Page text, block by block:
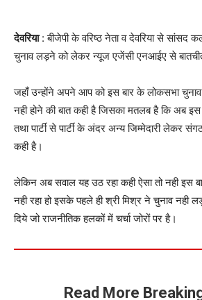
देवरिया: बीजेपी के वरिष्ठ नेता व देवरिया से सांसद
चुनाव लड़ने को लेकर न्यूज एजेंसी एनआईए से
जहाँ उन्होंने अपने आप को इस बार के लोकसभा चुनाव
नही होने की बात कही है जिसका मतलब है कि अब
तथा पार्टी से पार्टी के अंदर अन्य जिम्मेदारी लेकर
कही है।
लेकिन अब सवाल यह उठ रहा कही ऐसा तो नही इस
नही रहा हो इसके पहले ही श्री मिश्र ने चुनाव नही
दिये जो राजनीतिक हलकों में चर्चा जोरों पर है।
Read More